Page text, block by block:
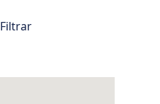
Filtrar